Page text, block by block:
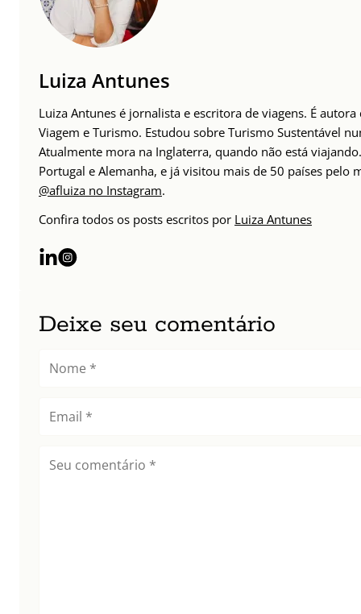
Luiza Antunes
Luiza Antunes é jornalista e escritora de viagens. É
Viagem e Turismo. Estudou sobre Turismo Sustentável
Atualmente mora na Inglaterra, quando não está
Portugal e Alemanha, e já visitou mais de 50 países pelo
@afluiza no Instagram.
Confira todos os posts escritos por Luiza Antunes
Deixe seu comentário